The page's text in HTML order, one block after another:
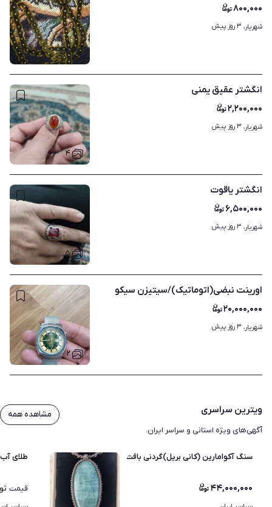
۳
۸۰۰,۰۰۰
شهریار، ۳ روز پیش
۴
انگشتر عقیق یمنی
۲,۲۰۰,۰۰۰
شهریار، ۳ روز پیش
۵
انگشتر یاقوت
۶,۵۰۰,۰۰۰
شهریار، ۳ روز پیش
۲
اورینت نبضی(اتوماتیک)/سیتیزن سیکو
۲۰,۰۰۰,۰۰۰
شهریار، ۳ روز پیش
ویترین سراسری
آگهی‌های ویژه استانی و سراسر ایران.
مشاهده همه
سنگ آکوامارین (کانی بریل)گردنی بافت دست
۴۴,۰۰۰,۰۰۰
طلای
قیمت